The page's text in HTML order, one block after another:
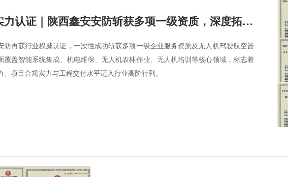
实力认证｜陕西鑫安安防斩获多项一级资质，深度拓宽服务领域
防再获行业权威认证，一次性成功斩获多项一级企业服务资质及无人机驾驶航空器
覆盖智能系统集成、机电维保、无人机农林作业、无人机培训等核心领域，标志着
项目合规实力与工程交付水平迈入行业高阶行列。